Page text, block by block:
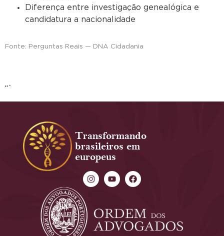
Diferença entre investigação genealógica e
candidatura a nacionalidade
Fonte: Perguntas Reais — DNA Cidadania
“`
Transformando
brasileiros em
europeus